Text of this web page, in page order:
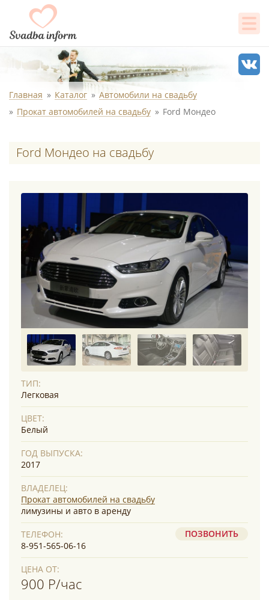
Главная Каталог
Автомобили на свадьбу
Прокат автомобилей на свадьбу
Ford Mондео
Ford Mондео на свадьбу
ТИП:
Легковая
ЦВЕТ:
Белый
ГОД ВЫПУСКА:
2017
ВЛАДЕЛЕЦ:
Прокат автомобилей на свадьбу
лимузины и авто в аренду
ТЕЛЕФОН:
8-951-565-06-16
ПОЗВОНИТЬ
ЦЕНА ОТ:
900 Р/час